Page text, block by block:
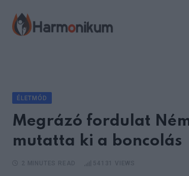
content
ÉLETMÓD
Megrázó fordulat
mutatta ki a boncolás